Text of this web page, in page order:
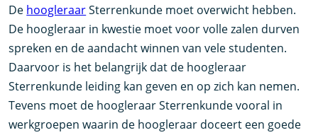
De hoogleraarSterrenkunde moet overwicht hebben.
De hoogleraar in kwestie moet voor volle zalen durven
spreken en de aandacht winnen van vele studenten.
Daarvoor is het belangrijk dat de hoogleraar
Sterrenkunde leiding kan geven en op zich kan nemen.
Tevens moet de hoogleraar Sterrenkunde vooral in
werkgroepen waarin de hoogleraar doceert een goede